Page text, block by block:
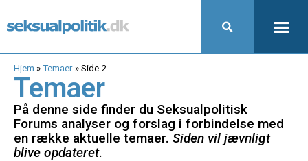
Hjem »Temaer »Side 2
Temaer
På denne side finder du Seksualpolitisk
Forums analyser og forslag i forbindelse med
en række aktuelle temaer. Siden vil jævnligt
blive opdateret.